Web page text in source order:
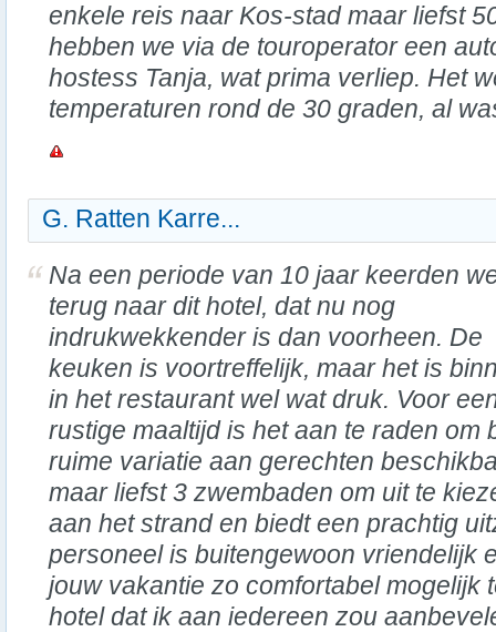
enkele reis naar Kos-stad maar liefst
hebben we via de touroperator een
hostess Tanja, wat prima verliep. Het
temperaturen rond de 30 graden, al
G. Ratten Karre...
Na een periode van 10 jaar keerden
terug naar dit hotel, dat nu nog
indrukwekkender is dan voorheen. De
keuken is voortreffelijk, maar het is
in het restaurant wel wat druk. Voor
rustige maaltijd is het aan te raden om
ruime variatie aan gerechten
maar liefst 3 zwembaden om uit te
aan het strand en biedt een prachtig
personeel is buitengewoon vriendelijk
jouw vakantie zo comfortabel mogelijk
hotel dat ik aan iedereen zou